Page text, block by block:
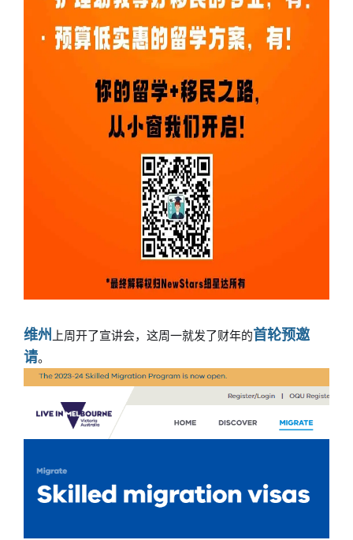
维州 上周开了宣讲会，这周一就发了财年的首轮预邀
请。